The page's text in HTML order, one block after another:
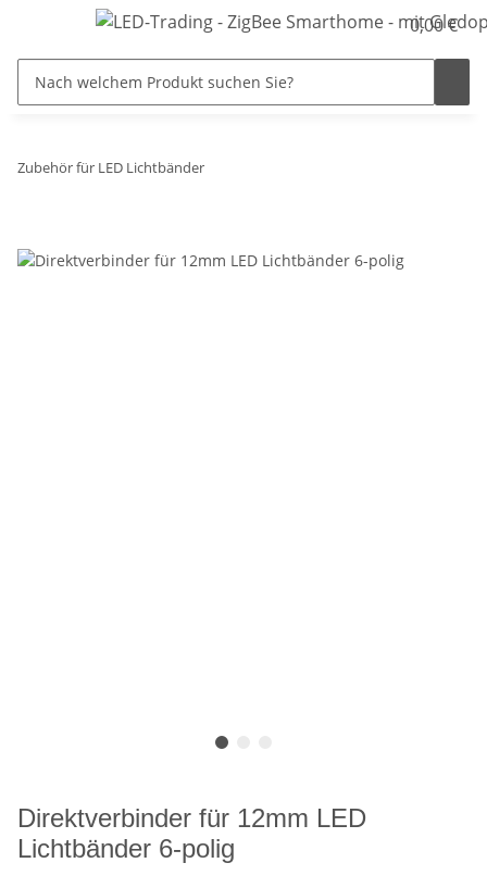
0,00 €
Zubehör für LED Lichtbänder
Direktverbinder für 12mm LED
Lichtbänder 6-polig